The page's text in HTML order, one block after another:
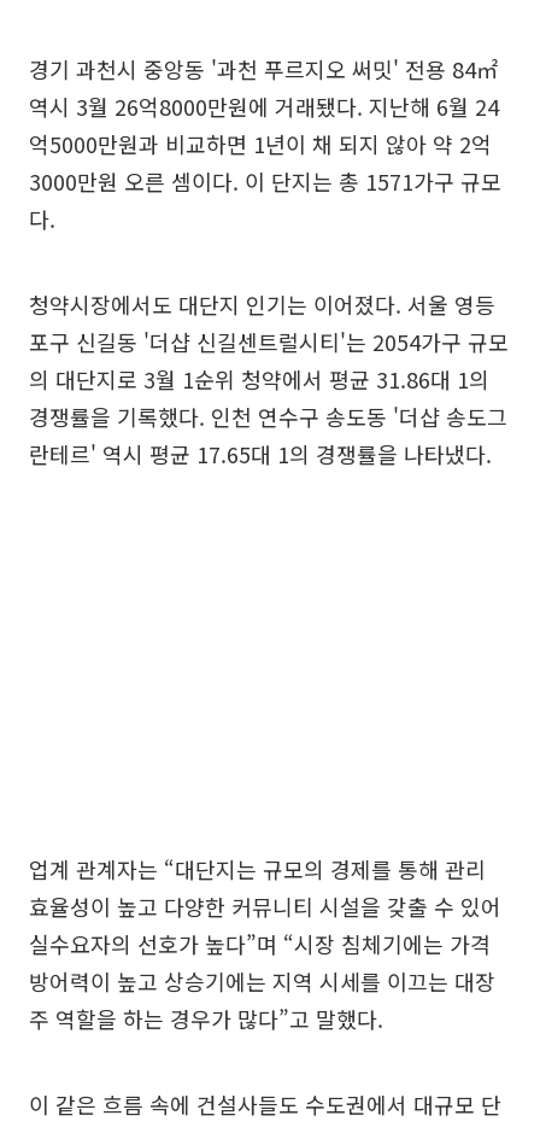
경기 과천시 중앙동 '과천 푸르지오 써밋' 전용 84㎡
역시 3월 26억8000만원에 거래됐다. 지난해 6월 24
억5000만원과 비교하면 1년이 채 되지 않아 약 2억
3000만원 오른 셈이다. 이 단지는 총 1571가구 규모
다.
청약시장에서도 대단지 인기는 이어졌다. 서울 영등
포구 신길동 '더샵 신길센트럴시티'는 2054가구 규모
의 대단지로 3월 1순위 청약에서 평균 31.86대 1의
경쟁률을 기록했다. 인천 연수구 송도동 '더샵 송도그
란테르' 역시 평균 17.65대 1의 경쟁률을 나타냈다.
업계 관계자는 “대단지는 규모의 경제를 통해 관리
효율성이 높고 다양한 커뮤니티 시설을 갖출 수 있어
실수요자의 선호가 높다”며 “시장 침체기에는 가격
방어력이 높고 상승기에는 지역 시세를 이끄는 대장
주 역할을 하는 경우가 많다”고 말했다.
이 같은 흐름 속에 건설사들도 수도권에서 대규모 단